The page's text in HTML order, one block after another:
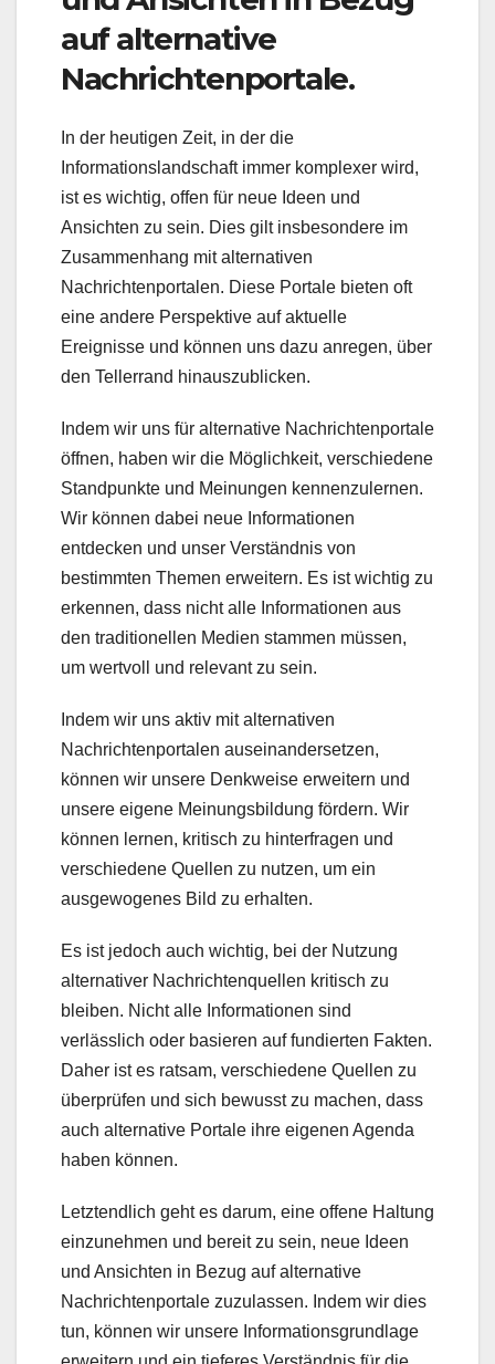
auf alternative
Nachrichtenportale.
In der heutigen Zeit, in der die
Informationslandschaft immer komplexer wird,
ist es wichtig, offen für neue Ideen und
Ansichten zu sein. Dies gilt insbesondere im
Zusammenhang mit alternativen
Nachrichtenportalen. Diese Portale bieten oft
eine andere Perspektive auf aktuelle
Ereignisse und können uns dazu anregen, über
den Tellerrand hinauszublicken.
Indem wir uns für alternative Nachrichtenportale
öffnen, haben wir die Möglichkeit, verschiedene
Standpunkte und Meinungen kennenzulernen.
Wir können dabei neue Informationen
entdecken und unser Verständnis von
bestimmten Themen erweitern. Es ist wichtig zu
erkennen, dass nicht alle Informationen aus
den traditionellen Medien stammen müssen,
um wertvoll und relevant zu sein.
Indem wir uns aktiv mit alternativen
Nachrichtenportalen auseinandersetzen,
können wir unsere Denkweise erweitern und
unsere eigene Meinungsbildung fördern. Wir
können lernen, kritisch zu hinterfragen und
verschiedene Quellen zu nutzen, um ein
ausgewogenes Bild zu erhalten.
Es ist jedoch auch wichtig, bei der Nutzung
alternativer Nachrichtenquellen kritisch zu
bleiben. Nicht alle Informationen sind
verlässlich oder basieren auf fundierten Fakten.
Daher ist es ratsam, verschiedene Quellen zu
überprüfen und sich bewusst zu machen, dass
auch alternative Portale ihre eigenen Agenda
haben können.
Letztendlich geht es darum, eine offene Haltung
einzunehmen und bereit zu sein, neue Ideen
und Ansichten in Bezug auf alternative
Nachrichtenportale zuzulassen. Indem wir dies
tun, können wir unsere Informationsgrundlage